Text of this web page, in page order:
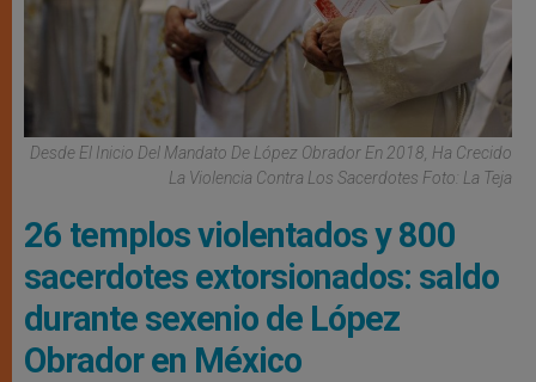
Desde El Inicio Del Mandato De López Obrador En 2018, Ha Crecido
La Violencia Contra Los Sacerdotes Foto: La Teja
26 templos violentados y 800
sacerdotes extorsionados: saldo
durante sexenio de López
Obrador en México